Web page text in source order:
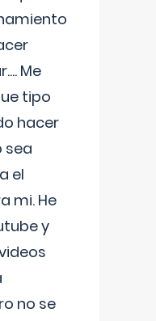
Me
tipo
hacer
sea
el
mi. He
y
no se